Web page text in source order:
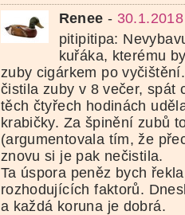
Renee -
pitipitipa:
kuřáka, kterému
zuby cigárkem po
čistila zuby v 8 večer, spát
těch čtyřech hodinách
krabičky. Za špinění zubů
(argumentovala tím, že
znovu si je pak nečistila.
Ta úspora peněz bych
rozhodujících faktorů.
a každá koruna je dobrá.